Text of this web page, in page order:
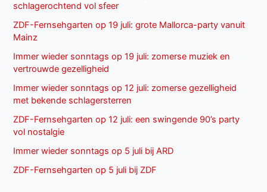
schlagerochtend vol sfeer
ZDF-Fernsehgarten op 19 juli: grote Mallorca-party vanuit
Mainz
Immer wieder sonntags op 19 juli: zomerse muziek en
vertrouwde gezelligheid
Immer wieder sonntags op 12 juli: zomerse gezelligheid
met bekende schlagersterren
ZDF-Fernsehgarten op 12 juli: een swingende 90’s party
vol nostalgie
Immer wieder sonntags op 5 juli bij ARD
ZDF-Fernsehgarten op 5 juli bij ZDF